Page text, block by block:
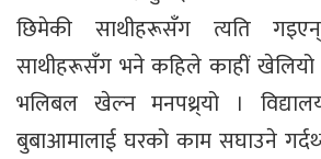
छिमेकी साथीहरूसँग त्यति
साथीहरूसँग भने कहिले काहीं खेलियो ।
भलिबल खेल्न मनपथ्र्यो ।
बुबाआमालाई घरको काम सघाउने